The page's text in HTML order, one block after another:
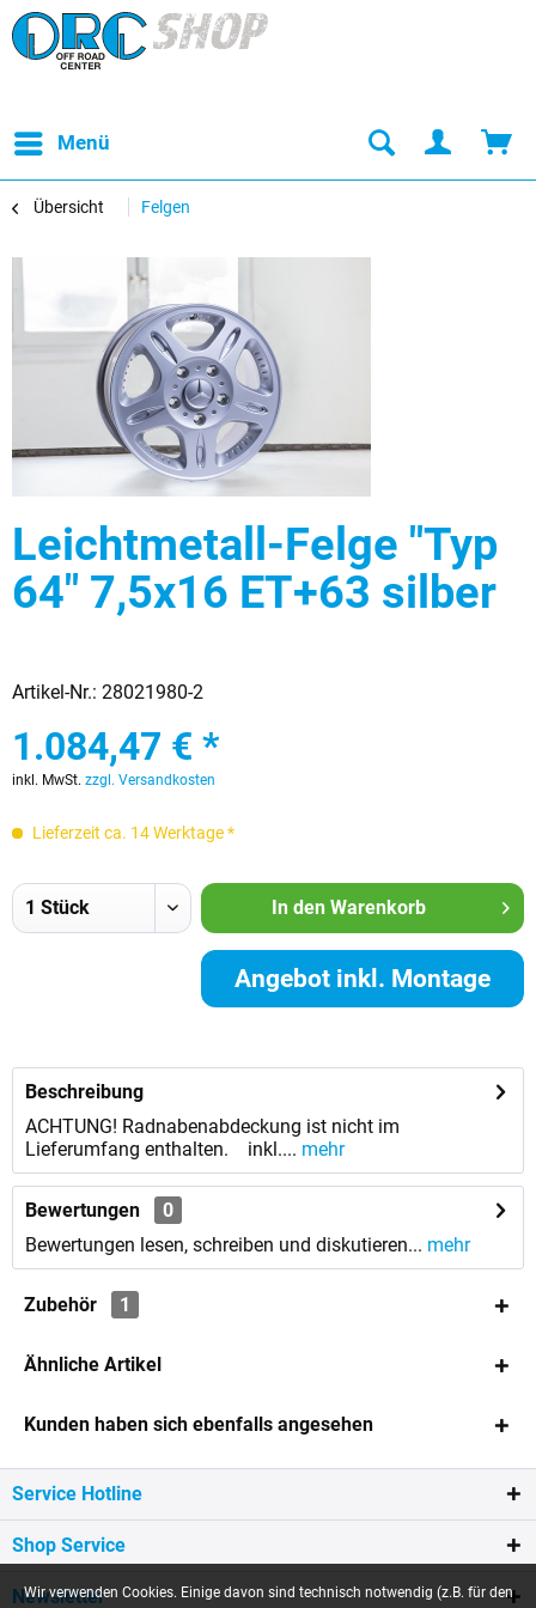
Menü
Übersicht Felgen
Leichtmetall-Felge "Typ
64" 7,5x16 ET+63 silber
Artikel-Nr.: 28021980-2
1.084,47 € *
inkl. MwSt. zzgl. Versandkosten
Lieferzeit ca. 14 Werktage *
In den Warenkorb
Angebot inkl. Montage
Beschreibung
ACHTUNG! Radnabenabdeckung ist nicht im
Lieferumfang enthalten. inkl.... mehr
Bewertungen
0
Bewertungen lesen, schreiben und diskutieren... mehr
Zubehör 1
Ähnliche Artikel
Kunden haben sich ebenfalls angesehen
Service Hotline
Shop Service
Newsletter
Wir verwenden Cookies. Einige davon sind technisch notwendig (z.B. für den